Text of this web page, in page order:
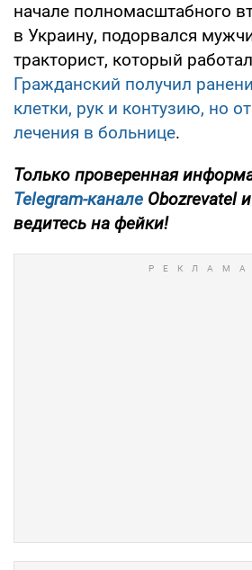
начале полномасштабного
в Украину, подорвался
тракторист, который
Гражданский получил
клетки, рук и контузию, но
лечения в больнице.
Только проверенная
Telegram-канале Obozrevatel
ведитесь на фейки!